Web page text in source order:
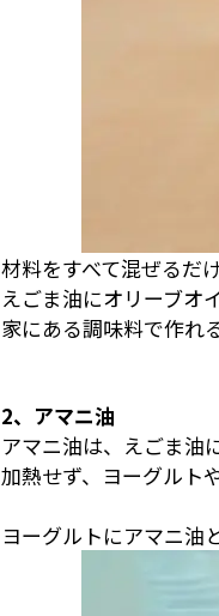
材料をすべて混ぜるだ
えごま油にオリーブオ
家にある調味料で作れ
2、アマニ油
アマニ油は、えごま油
加熱せず、ヨーグルト
ヨーグルトにアマニ油